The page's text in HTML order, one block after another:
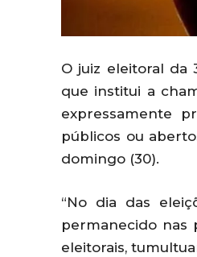
O juiz eleitoral da
que institui a
expressamente
públicos ou
domingo (30).
“No dia das
permanecido nas
eleitorais,